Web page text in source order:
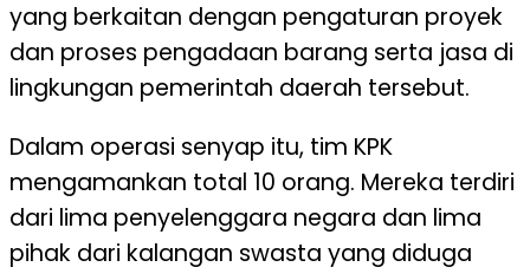
yang berkaitan dengan pengaturan proyek
dan proses pengadaan barang serta jasa di
lingkungan pemerintah daerah tersebut.
Dalam operasi senyap itu, tim KPK
mengamankan total 10 orang. Mereka terdiri
dari lima penyelenggara negara dan lima
pihak dari kalangan swasta yang diduga